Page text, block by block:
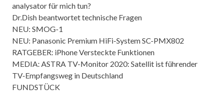
analysator für mich tun?
Dr.Dish beantwortet technische Fragen
NEU: SMOG-1
NEU: Panasonic Premium HiFi-System SC-PMX802
RATGEBER: iPhone Versteckte Funktionen
MEDIA: ASTRA TV-Monitor 2020: Satellit ist führender
TV-Empfangsweg in Deutschland
FUNDSTÜCK